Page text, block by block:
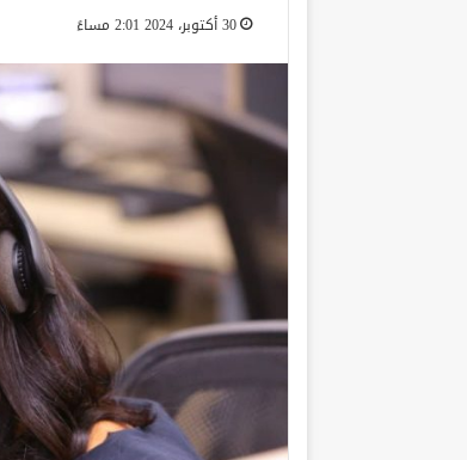
30 أكتوبر، 2024 2:01 مساءً